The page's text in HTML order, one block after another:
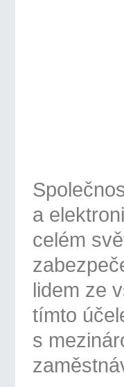
a
celém
lidem ze
tímto
s